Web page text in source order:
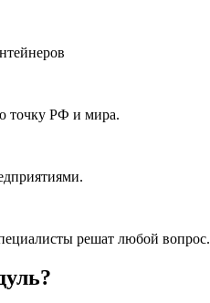
точку РФ и мира.
решат любой вопрос.